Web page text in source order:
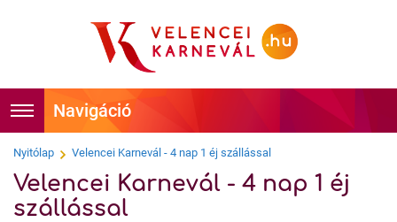
Foglalás
Főoldal
Nyitólap Velencei Karnevál - 4 nap 1 éj szállással
Velencei Karnevál - 4 nap 1 éj
szállással